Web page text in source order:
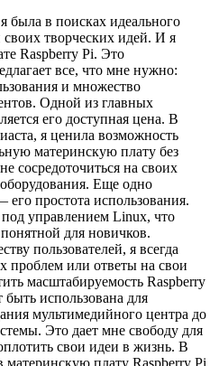
была в поисках идеального
творческих идей. И я
Raspberry Pi. Это
все, что мне нужно:
и множество
Одной из главных
его доступная цена. В
я ценила возможность
материнскую плату без
сосредоточиться на своих
Еще одно
простота использования.
под управлением Linux, что
для новичков.
пользователей, я всегда
проблем или ответы на свои
масштабируемость Raspberry
использована для
мультимедийного центра до
Это дает мне свободу для
свои идеи в жизнь. В